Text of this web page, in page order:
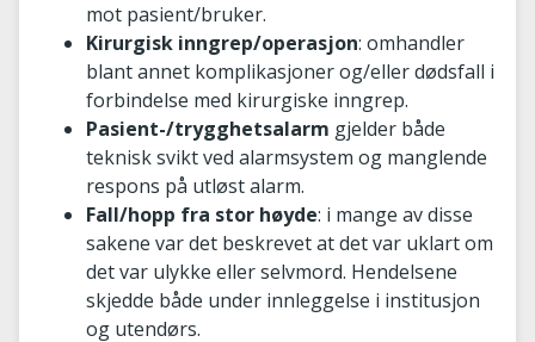
mot pasient/bruker.
Kirurgisk inngrep/operasjon: omhandler
blant annet komplikasjoner og/eller dødsfall i
forbindelse med kirurgiske inngrep.
Pasient-/trygghetsalarm gjelder både
teknisk svikt ved alarmsystem og manglende
respons på utløst alarm.
Fall/hopp fra stor høyde: i mange av disse
sakene var det beskrevet at det var uklart om
det var ulykke eller selvmord. Hendelsene
skjedde både under innleggelse i institusjon
og utendørs.